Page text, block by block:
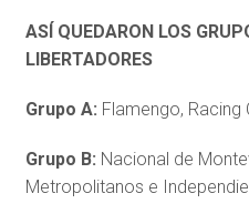
ASÍ QUEDARON LOS
LIBERTADORES
Grupo A: Flamengo, Racing
Grupo B: Nacional de
Metropolitanos e